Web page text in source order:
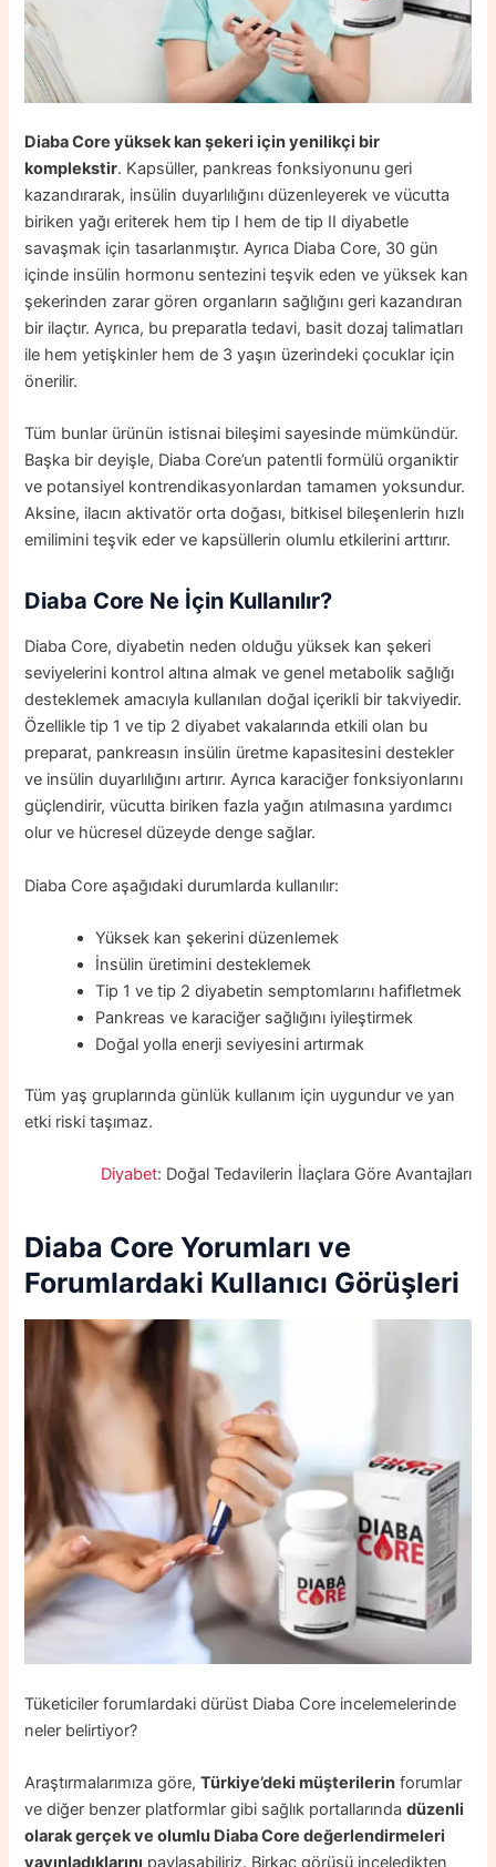
Diaba Core yüksek kan şekeri için yenilikçi bir
komplekstir. Kapsüller, pankreas fonksiyonunu geri
kazandırarak, insülin duyarlılığını düzenleyerek ve vücutta
biriken yağı eriterek hem tip I hem de tip II diyabetle
savaşmak için tasarlanmıştır. Ayrıca Diaba Core, 30 gün
içinde insülin hormonu sentezini teşvik eden ve yüksek kan
şekerinden zarar gören organların sağlığını geri kazandıran
bir ilaçtır. Ayrıca, bu preparatla tedavi, basit dozaj talimatları
ile hem yetişkinler hem de 3 yaşın üzerindeki çocuklar için
önerilir.
Tüm bunlar ürünün istisnai bileşimi sayesinde mümkündür.
Başka bir deyişle, Diaba Core’un patentli formülü organiktir
ve potansiyel kontrendikasyonlardan tamamen yoksundur.
Aksine, ilacın aktivatör orta doğası, bitkisel bileşenlerin hızlı
emilimini teşvik eder ve kapsüllerin olumlu etkilerini arttırır.
Diaba Core Ne İçin Kullanılır?
Diaba Core, diyabetin neden olduğu yüksek kan şekeri
seviyelerini kontrol altına almak ve genel metabolik sağlığı
desteklemek amacıyla kullanılan doğal içerikli bir takviyedir.
Özellikle tip 1 ve tip 2 diyabet vakalarında etkili olan bu
preparat, pankreasın insülin üretme kapasitesini destekler
ve insülin duyarlılığını artırır. Ayrıca karaciğer fonksiyonlarını
güçlendirir, vücutta biriken fazla yağın atılmasına yardımcı
olur ve hücresel düzeyde denge sağlar.
Diaba Core aşağıdaki durumlarda kullanılır:
Yüksek kan şekerini düzenlemek
İnsülin üretimini desteklemek
Tip 1 ve tip 2 diyabetin semptomlarını hafifletmek
Pankreas ve karaciğer sağlığını iyileştirmek
Doğal yolla enerji seviyesini artırmak
Tüm yaş gruplarında günlük kullanım için uygundur ve yan
etki riski taşımaz.
Diyabet: Doğal Tedavilerin İlaçlara Göre Avantajları
Diaba Core Yorumlarıve
Forumlardaki Kullanıcı Görüşleri
Tüketiciler forumlardaki dürüst Diaba Core incelemelerinde
neler belirtiyor?
Araştırmalarımıza göre,Türkiye’deki müşterilerin forumlar
ve diğer benzer platformlar gibi sağlık portallarındadüzenli
olarak gerçek ve olumlu Diaba Core değerlendirmeleri
yayınladıklarını paylaşabiliriz. Birkaç görüşü inceledikten